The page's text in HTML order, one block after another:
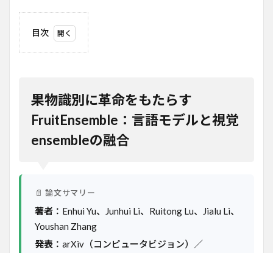
目次
覚ensembleの融
合
2
背景
と課
FruitEnsemble
実験
結果
果物識別に革命をもたらす
FruitEnsemble：言語モデルと視覚
ensembleの融合
📄 論文サマリー
著者 ：Enhui Yu、Junhui Li、Ruitong Lu、Jialu Li、
Youshan Zhang
発表 ：arXiv（コンピュータビジョン）／